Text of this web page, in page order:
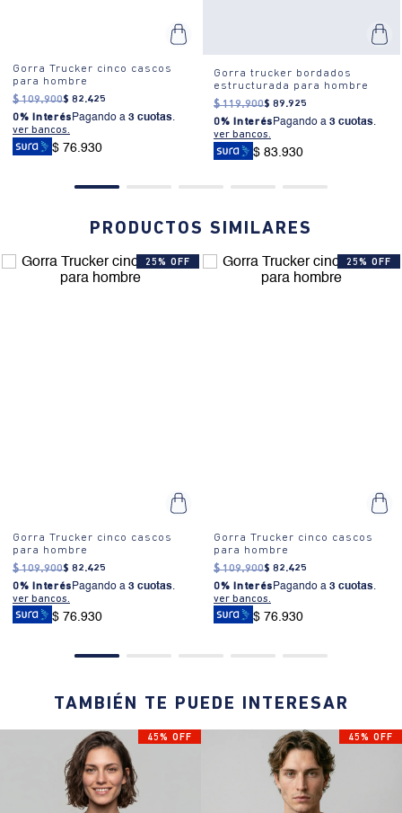
Gorra Trucker cinco cascos
para hombre
$ 109.900$ 82.425
0% Interés Pagando a 3 cuotas.
ver bancos.
$ 76.930
Gorra trucker bordados
estructurada para hombre
$ 119.900$ 89.925
0% Interés Pagando a 3 cuotas.
ver bancos.
$ 83.930
PRODUCTOS SIMILARES
25% OFF
Gorra Trucker cinco cascos
para hombre
$ 109.900$ 82.425
0% Interés Pagando a 3 cuotas.
ver bancos.
$ 76.930
25% OFF
Gorra Trucker cinco cascos
para hombre
$ 109.900$ 82.425
0% Interés Pagando a 3 cuotas.
ver bancos.
$ 76.930
TAMBIÉN TE PUEDE INTERESAR
45% OFF 45% OFF